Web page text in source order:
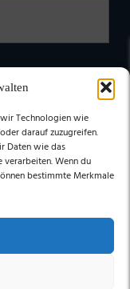
Technologien wie
darauf zuzugreifen.
Daten wie das
Wenn du
bestimmte Merkmale
an